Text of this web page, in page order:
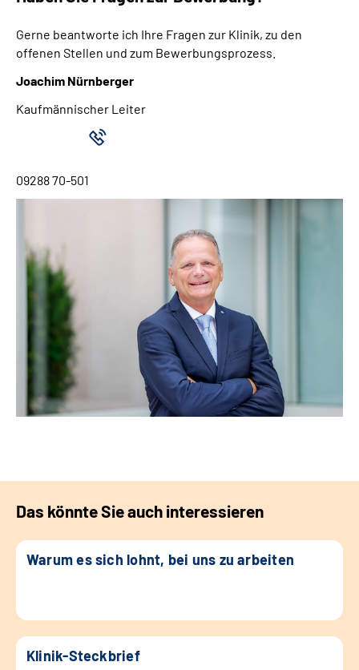
Gerne beantworte ich Ihre Fragen zur Klinik, zu den
offenen Stellen und zum Bewerbungsprozess.
Joachim Nürnberger
Kaufmännischer Leiter
09288 70-501
Das könnte Sie auch interessieren
Warum es sich lohnt, bei uns zu arbeiten
Klinik-Steckbrief